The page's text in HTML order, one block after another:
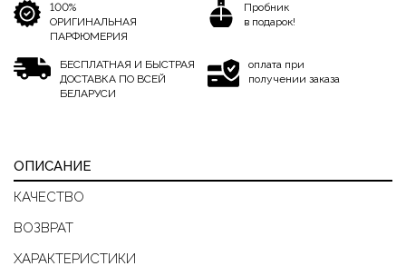
100%
ОРИГИНАЛЬНАЯ
ПАРФЮМЕРИЯ
Пробник
в подарок!
БЕСПЛАТНАЯ И БЫСТРАЯ
ДОСТАВКА ПО ВСЕЙ
БЕЛАРУСИ
оплата при
получении заказа
ОПИСАНИЕ
КАЧЕСТВО
ВОЗВРАТ
ХАРАКТЕРИСТИКИ